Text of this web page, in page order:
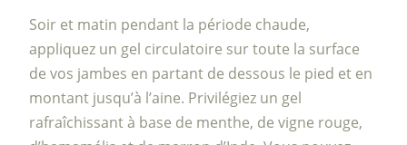
Soir et matin pendant la période chaude,
appliquez un gel circulatoire sur toute la surface
de vos jambes en partant de dessous le pied et en
montant jusqu’à l’aine. Privilégiez un gel
rafraîchissant à base de menthe, de vigne rouge,